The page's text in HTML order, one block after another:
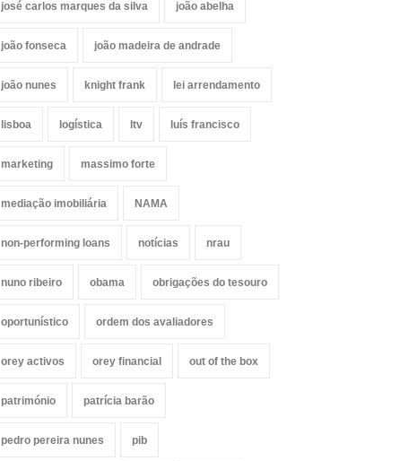
josé carlos marques da silva joão abelha
joão fonseca joão madeira de andrade
joão nunes knight frank lei arrendamento
lisboa logística ltv luís francisco
marketing massimo forte
mediação imobiliária NAMA
non-performing loans notícias nrau
nuno ribeiro obama obrigações do tesouro
oportunístico ordem dos avaliadores
orey activos orey financial out of the box
património patrícia barão
pedro pereira nunes pib